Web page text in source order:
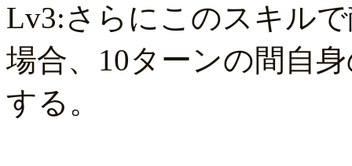
Lv3:さらにこのスキル
場合、10ターンの間自
する。